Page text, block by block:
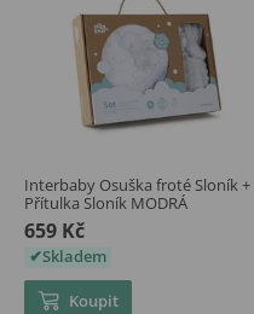
Interbaby Osuška froté Sloník +
Přítulka Sloník MODRÁ
659 Kč
Skladem
Koupit